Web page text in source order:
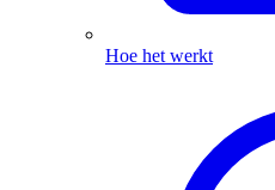
Hoe het werkt